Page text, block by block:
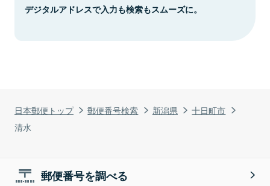
日本郵便トップ 郵便番号検索 新潟県
十日町市
清水
デジタルアドレスで入力も検索もスムーズに。
郵便番号を調べる